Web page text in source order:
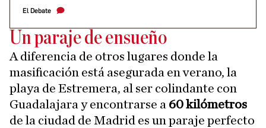
El Debate
Un paraje de ensueño
A diferencia de otros lugares donde la
masificación está asegurada en verano, la
playa de Estremera, al ser colindante con
Guadalajara y encontrarse a 60 kilómetros
de la ciudad de Madrid es un paraje perfecto